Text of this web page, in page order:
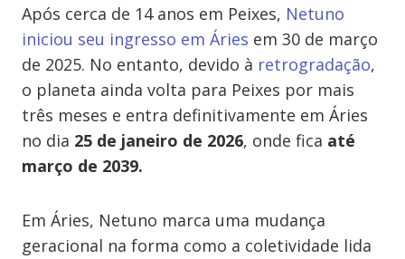
Após cerca de 14 anos em Peixes, Netuno
iniciou seu ingresso em Áries em 30 de março
de 2025. No entanto, devido à retrogradação,
o planeta ainda volta para Peixes por mais
três meses e entra definitivamente em Áries
no dia 25 de janeiro de 2026, onde fica até
março de 2039.
Em Áries, Netuno marca uma mudança
geracional na forma como a coletividade lida